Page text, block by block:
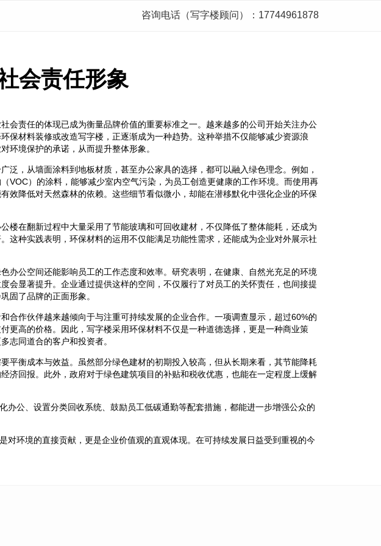
咨询电话（写字楼顾问）：17744961878
会责任形象
会责任的体现已成为衡量品牌价值的重要标准之一。越来越多的公司开始关注办公
保材料装修或改造写字楼，正逐渐成为一种趋势。这种举措不仅能够减少资源浪
环境保护的承诺，从而提升整体形象。
泛，从墙面涂料到地板材质，甚至办公家具的选择，都可以融入绿色理念。例如，
VOC）的涂料，能够减少室内空气污染，为员工创造更健康的工作环境。而使用再
效降低对天然森林的依赖。这些细节看似微小，却能在潜移默化中强化企业的环保
楼在翻新过程中大量采用了节能玻璃和可回收建材，不仅降低了整体能耗，还成为
这种实践表明，环保材料的运用不仅能满足功能性需求，还能成为企业对外展示社
办公空间还能影响员工的工作态度和效率。研究表明，在健康、自然光充足的环境
会显著提升。企业通过提供这样的空间，不仅履行了对员工的关怀责任，也间接提
固了品牌的正面形象。
合作伙伴越来越倾向于与注重可持续发展的企业合作。一项调查显示，超过60%的
更高的价格。因此，写字楼采用环保材料不仅是一种道德选择，更是一种商业策
志同道合的客户和投资者。
平衡成本与效益。虽然部分绿色建材的初期投入较高，但从长期来看，其节能降耗
济回报。此外，政府对于绿色建筑项目的补贴和税收优惠，也能在一定程度上缓解
公、设置分类回收系统、鼓励员工低碳通勤等配套措施，都能进一步增强公众的
环境的直接贡献，更是企业价值观的直观体现。在可持续发展日益受到重视的今